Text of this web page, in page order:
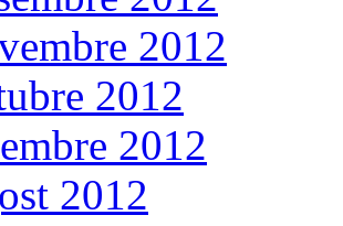
2012
2012
2012
2012